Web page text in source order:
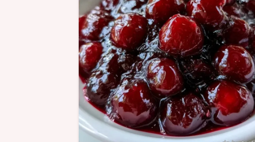
Stunden 5 Minuten.